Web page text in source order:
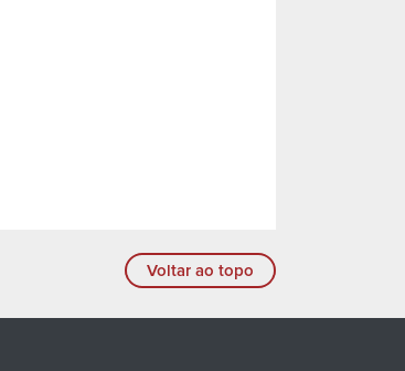
Voltar ao topo